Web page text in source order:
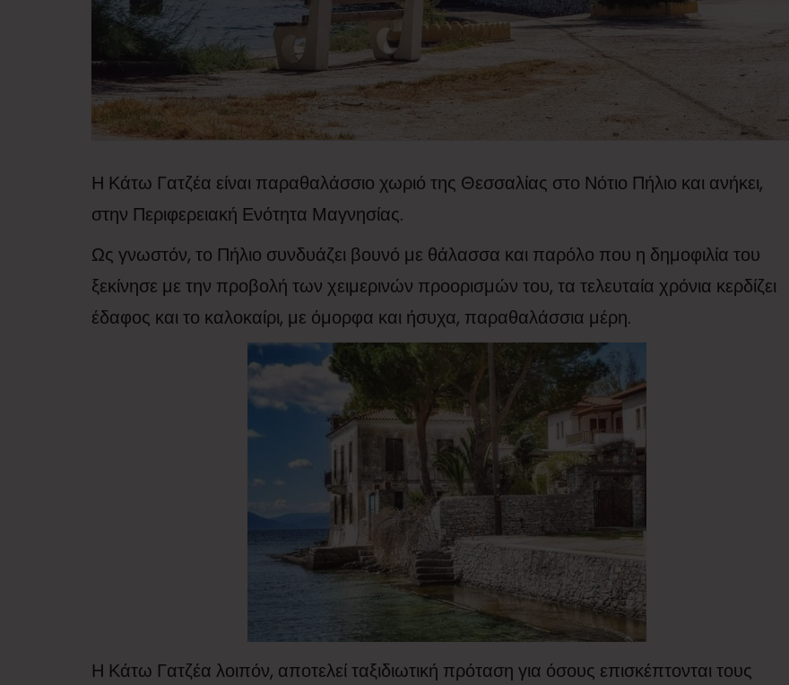
Η Κάτω Γατζέα είναι παραθαλάσσιο χωριό της Θεσσαλίας στο Νότιο Πήλιο και ανήκει,
στην Περιφερειακή Ενότητα Μαγνησίας.
Ως γνωστόν, το Πήλιο συνδυάζει βουνό με θάλασσα και παρόλο που η δημοφιλία του
ξεκίνησε με την προβολή των χειμερινών προορισμών του, τα τελευταία χρόνια κερδίζει
έδαφος και το καλοκαίρι, με όμορφα και ήσυχα, παραθαλάσσια μέρη.
Η Κάτω Γατζέα λοιπόν, αποτελεί ταξιδιωτική πρόταση για όσους επισκέπτονται τους